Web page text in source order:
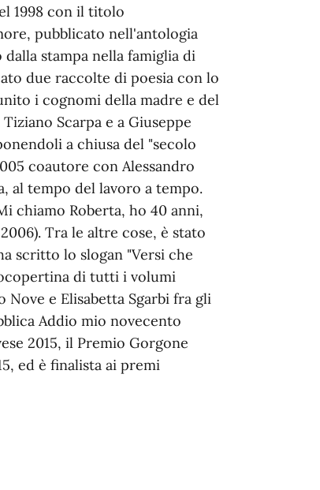
1998 con il titolo
pubblicato nell'antologia
stampa nella famiglia di
due raccolte di poesia con lo
i cognomi della madre e del
Scarpa e a Giuseppe
a chiusa del "secolo
coautore con Alessandro
al tempo del lavoro a tempo.
chiamo Roberta, ho 40 anni,
Tra le altre cose, è stato
scritto lo slogan "Versi che
di tutti i volumi
Nove e Elisabetta Sgarbi fra gli
Addio mio novecento
2015, il Premio Gorgone
ed è finalista ai premi